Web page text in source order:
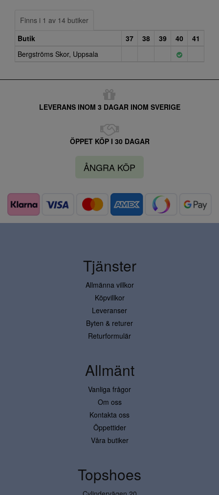
Finns i 1 av 14 butiker
Butik
37 38 39 40
41
Bergströms Skor, Uppsala
LEVERANS INOM 3 DAGAR INOM SVERIGE
ÖPPET KÖP I 30 DAGAR
ÅNGRA KÖP
Tjänster
Allmänna villkor
Köpvillkor
Leveranser
Byten & returer
Returformulär
Allmänt
Vanliga frågor
Om oss
Kontakta oss
Öppettider
Våra butiker
Topshoes